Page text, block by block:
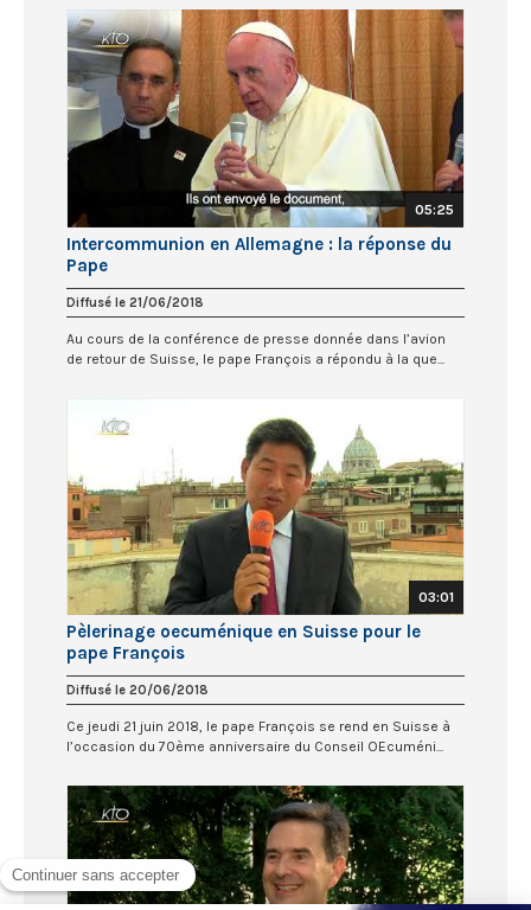
05:25
Intercommunion en Allemagne : la réponse du
Pape
Diffusé le 21/06/2018
Au cours de la conférence de presse donnée dans l’avion
de retour de Suisse, le pape François a répondu à la que...
03:01
Pèlerinage oecuménique en Suisse pour le
pape François
Diffusé le 20/06/2018
Ce jeudi 21 juin 2018, le pape François se rend en Suisse à
l’occasion du 70ème anniversaire du Conseil OEcuméni...